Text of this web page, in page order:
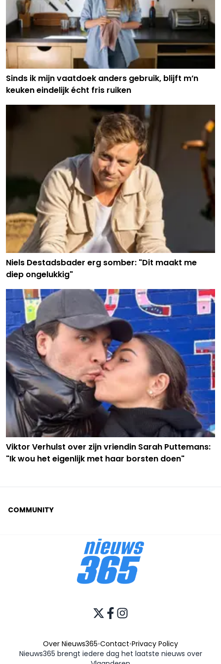
Sinds ik mijn vaatdoek anders gebruik, blijft m’n
keuken eindelijk écht fris ruiken
Niels Destadsbader erg somber: "Dit maakt me
diep ongelukkig"
Viktor Verhulst over zijn vriendin Sarah Puttemans:
"Ik wou het eigenlijk met haar borsten doen"
COMMUNITY
Over Nieuws365•Contact•Privacy Policy
Nieuws365 brengt iedere dag het laatste nieuws over